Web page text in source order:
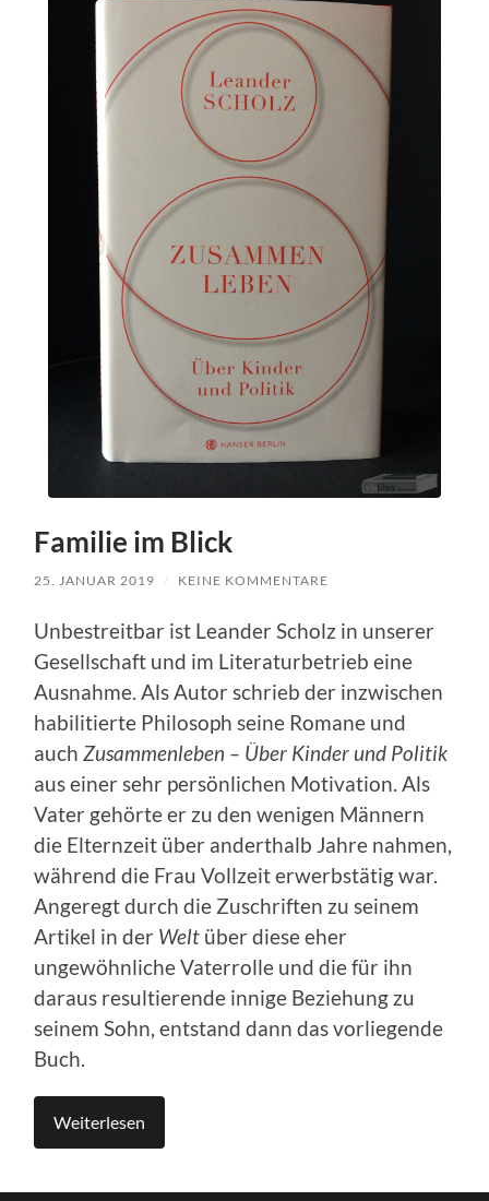
Familie im Blick
25. JANUAR 2019 / KEINE KOMMENTARE
Unbestreitbar ist Leander Scholz in unserer
Gesellschaft und im Literaturbetrieb eine
Ausnahme. Als Autor schrieb der inzwischen
habilitierte Philosoph seine Romane und
auchZusammenleben – Über Kinder und Politik
aus einer sehr persönlichen Motivation. Als
Vater gehörte er zu den wenigen Männern
die Elternzeit über anderthalb Jahre nahmen,
während die Frau Vollzeit erwerbstätig war.
Angeregt durch die Zuschriften zu seinem
Artikel in der Welt über diese eher
ungewöhnliche Vaterrolle und die für ihn
daraus resultierende innige Beziehung zu
seinem Sohn, entstand dann das vorliegende
Buch.
Weiterlesen